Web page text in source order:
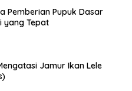
Pemberian Pupuk Dasar
yang Tepat
Jamur Ikan Lele